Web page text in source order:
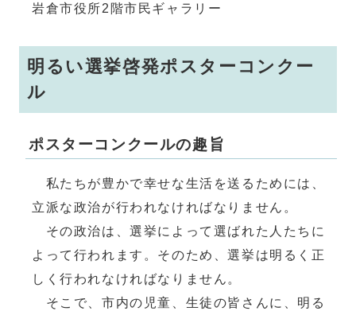
岩倉市役所2階市民ギャラリー
明るい選挙啓発ポスターコンクー
ル
ポスターコンクールの趣旨
私たちが豊かで幸せな生活を送るためには、
立派な政治が行われなければなりません。
その政治は、選挙によって選ばれた人たちに
よって行われます。そのため、選挙は明るく正
しく行われなければなりません。
そこで、市内の児童、生徒の皆さんに、明る